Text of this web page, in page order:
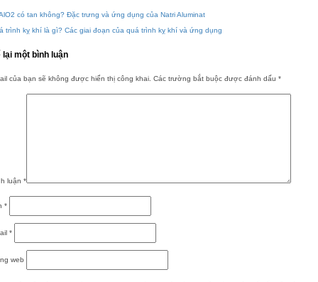
có tan không? Đặc trưng và ứng dụng của Natri Aluminat
trình kỵ khí là gì? Các giai đoạn của quá trình kỵ khí và ứng dụng
lại một bình luận
của bạn sẽ không được hiển thị công khai. Các trường bắt buộc được đánh dấu *
luận *
*
*
web